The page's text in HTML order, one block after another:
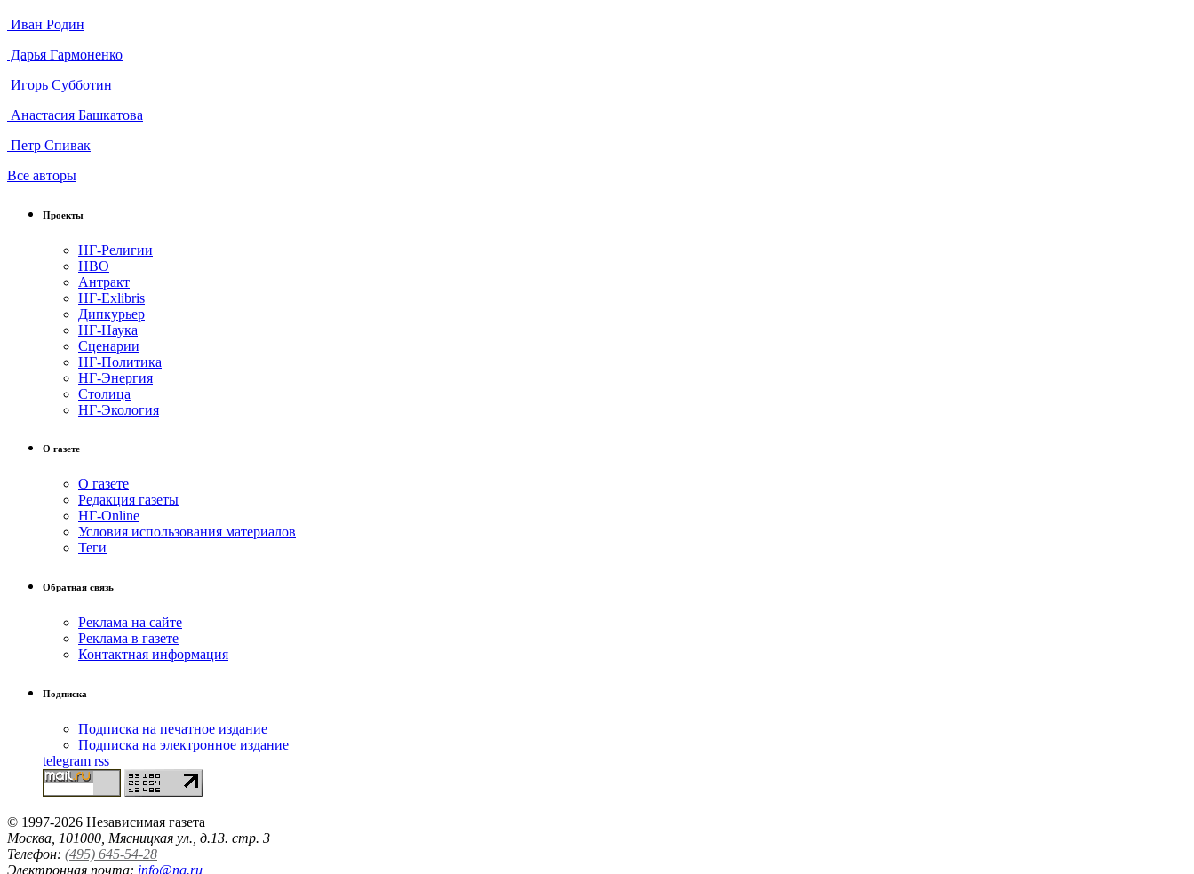
Иван Родин
Дарья Гармоненко
Игорь Субботин
Анастасия Башкатова
Петр Спивак
Все авторы
Проекты
НГ-Религии
НВО
Антракт
НГ-Exlibris
Дипкурьер
НГ-Наука
Сценарии
НГ-Политика
НГ-Энергия
Столица
НГ-Экология
О газете
О газете
Редакция газеты
НГ-Online
Условия использования материалов
Теги
Обратная связь
Реклама на сайте
Реклама в газете
Контактная информация
Подписка
Подписка на печатное издание
Подписка на электронное издание
telegram rss
© 1997-2026 Независимая газета
Москва, 101000, Мясницкая ул., д.13. стр. 3
Телефон: (495) 645-54-28
Электронная почта: info@ng.ru